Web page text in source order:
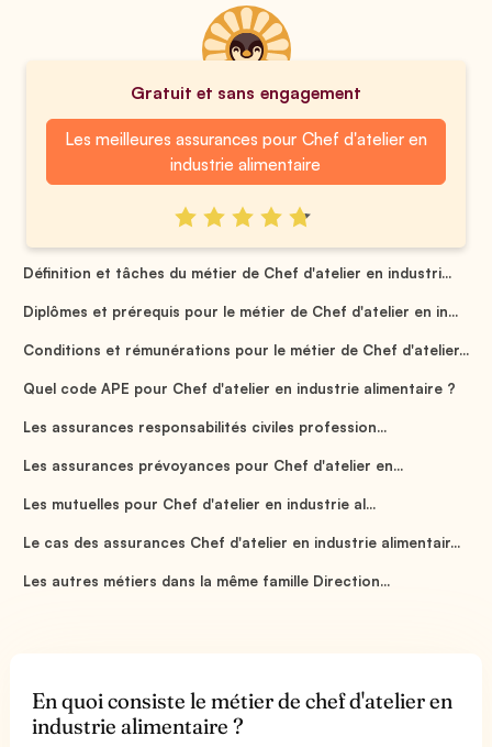
Gratuit et sans engagement
Les meilleures assurances pour Chef d'atelier en
industrie alimentaire
Définition et tâches du métier de Chef d'atelier en industri...
Diplômes et prérequis pour le métier de Chef d'atelier en in...
Conditions et rémunérations pour le métier de Chef d'atelier...
Quel code APE pour Chef d'atelier en industrie alimentaire ?
Les assurances responsabilités civiles profession...
Les assurances prévoyances pour Chef d'atelier en...
Les mutuelles pour Chef d'atelier en industrie al...
Le cas des assurances Chef d'atelier en industrie alimentair...
Les autres métiers dans la même famille Direction...
En quoi consiste le métier de chef d'atelier en
industrie alimentaire ?